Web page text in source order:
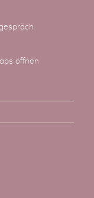
öffnen